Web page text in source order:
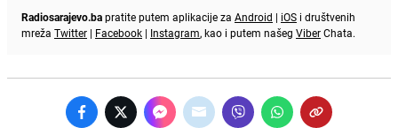
Radiosarajevo.bapratite putem aplikacije za Android | iOS i društvenih
mreža Twitter | Facebook | Instagram, kao i putem našeg ViberChata.